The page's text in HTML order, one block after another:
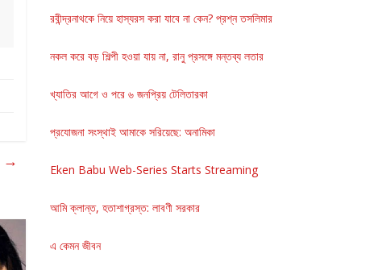
→
রবীন্দ্রনাথকে নিয়ে হাস্যরস করা যাবে না কেন? প্রশ্ন তসলিমার
নকল করে বড় শিল্পী হওয়া যায় না, রানু প্রসঙ্গে মন্তব্য লতার
খ্যাতির আগে ও পরে ৬ জনপ্রিয় টেলিতারকা
প্রযোজনা সংস্থাই আমাকে সরিয়েছে: অনামিকা
Eken Babu Web-Series Starts Streaming
আমি ক্লান্ত, হতাশাগ্রস্ত: লাবণী সরকার
এ কেমন জীবন